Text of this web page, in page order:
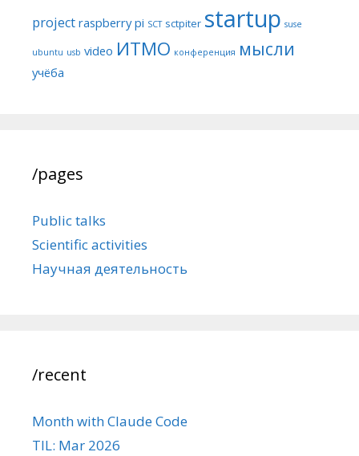
project raspberry pi SCT sctpiter startup suse
ubuntu usb video ИТМО конференция мысли
учёба
/pages
Public talks
Scientific activities
Научная деятельность
/recent
Month with Claude Code
TIL: Mar 2026